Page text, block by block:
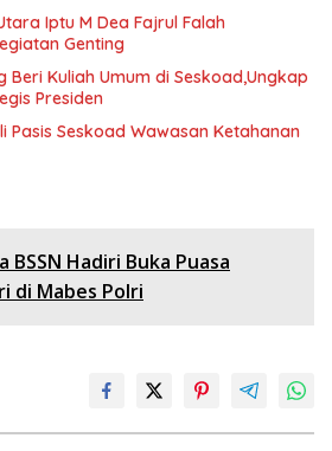
Iptu M Dea Fajrul Falah
Genting
Beri Kuliah Umum di Seskoad,Ungkap
Presiden
Pasis Seskoad Wawasan Ketahanan
BSSN Hadiri Buka Puasa
di Mabes Polri